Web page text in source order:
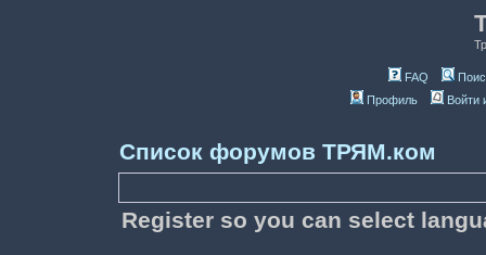
FAQ
Профиль
Войти
Список форумов ТРЯМ.ком
Register so you can select